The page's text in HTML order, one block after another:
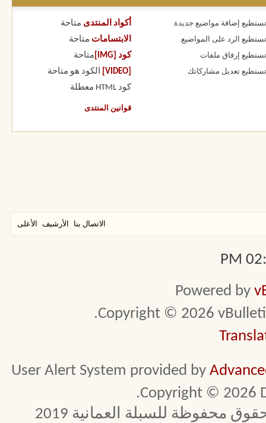
تستطيع إضافة مواضيع جديدة
تستطيع الرد على المواضيع
تستطيع إرفاق ملفات
تستطيع تعديل مشاركاتك
أكواد المنتدى متاحة
الابتسامات متاحة
كود [IMG]
متاحة
الكود هو متاحة
كود HTML
معطلة
قوانين المنتدى
الاتصال بنا الأرشيف الأعلى
Powered by
Copyright © 2026
User Alert System provided by
Copyright © 2026
محفوظة للسبلة العمانية 2019